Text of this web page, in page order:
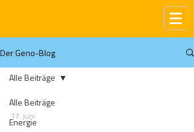
Der Geno-Blog
Alle Beiträge
Energie
Alle Beiträge
17. Juni